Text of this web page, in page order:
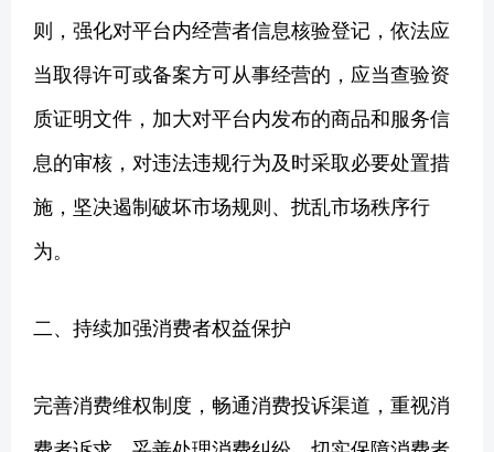
则，强化对平台内经营者信息核验登记，依法应
当取得许可或备案方可从事经营的，应当查验资
质证明文件，加大对平台内发布的商品和服务信
息的审核，对违法违规行为及时采取必要处置措
施，坚决遏制破坏市场规则、扰乱市场秩序行
为。
二、持续加强消费者权益保护
完善消费维权制度，畅通消费投诉渠道，重视消